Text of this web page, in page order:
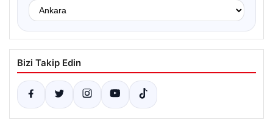
Bizi Takip Edin